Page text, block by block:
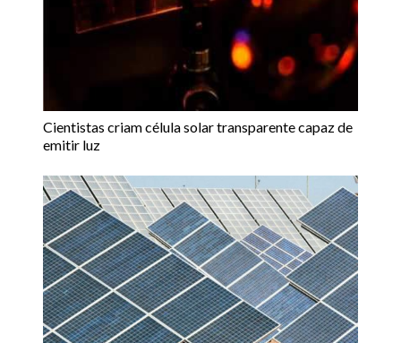
Cientistas criam célula solar transparente capaz de
emitir luz